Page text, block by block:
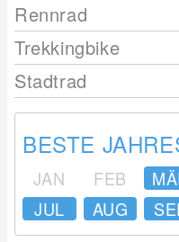
Rennrad
Trekkingbike
Stadtrad
BESTE
JAN FEB
JUL
AUG